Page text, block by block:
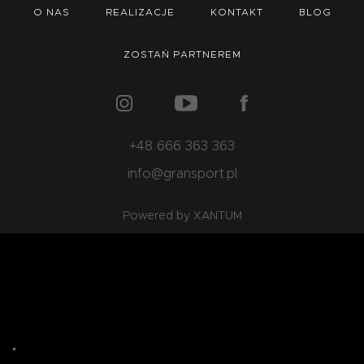
O NAS OFERTA BLOG ZOSTAŃ PARTNEREM
O NAS REALIZACJE KONTAKT BLOG
ZOSTAŃ PARTNEREM
+48 666 363 363
info@gransport.pl
Powered by XANTUM